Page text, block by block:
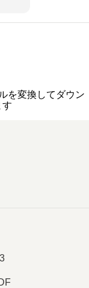
を変換してダウン
す